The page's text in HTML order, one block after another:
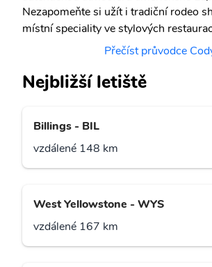
Nezapomeňte si užít i tradiční rodeo
místní speciality ve stylových
Přečíst průvodce
Nejbližší letiště
Billings - BIL
vzdálené 148 km
West Yellowstone - WYS
vzdálené 167 km